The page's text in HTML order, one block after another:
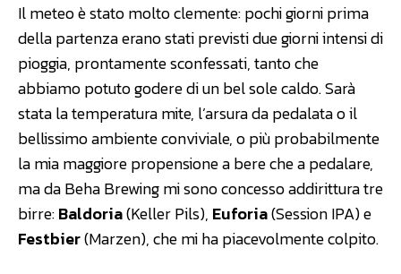
Il meteo è stato molto clemente: pochi giorni prima
della partenza erano stati previsti due giorni intensi di
pioggia, prontamente sconfessati, tanto che
abbiamo potuto godere di un bel sole caldo. Sarà
stata la temperatura mite, l’arsura da pedalata o il
bellissimo ambiente conviviale, o più probabilmente
la mia maggiore propensione a bere che a pedalare,
ma da Beha Brewing mi sono concesso addirittura tre
birre:Baldoria(Keller Pils), Euforia(Session IPA) e
Festbier(Marzen), che mi ha piacevolmente colpito.